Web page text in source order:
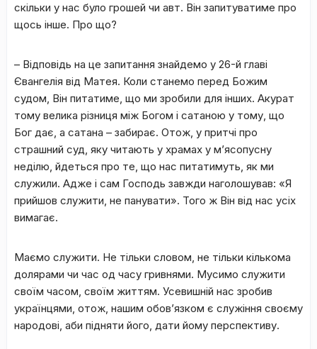
скільки у нас було грошей чи авт. Він запитуватиме про
щось інше. Про що?
– Відповідь на це запитання знайдемо у 26-й главі
Євангелія від Матея. Коли станемо перед Божим
судом, Він питатиме, що ми зробили для інших. Акурат
тому велика різниця між Богом і сатаною у тому, що
Бог дає, а сатана – забирає. Отож, у притчі про
страшний суд, яку читають у храмах у м’ясопусну
неділю, йдеться про те, що нас питатимуть, як ми
служили. Адже і сам Господь завжди наголошував: «Я
прийшов служити, не панувати». Того ж Він від нас усіх
вимагає.
Маємо служити. Не тільки словом, не тільки кількома
долярами чи час од часу гривнями. Мусимо служити
своїм часом, своїм життям. Усевишній нас зробив
українцями, отож, нашим обов’язком є служіння своєму
народові, аби підняти його, дати йому перспективу.